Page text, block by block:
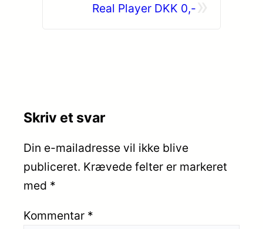
Real Player DKK 0,-
Skriv et svar
Din e-mailadresse vil ikke blive
publiceret. Krævede felter er markeret
med *
Kommentar *